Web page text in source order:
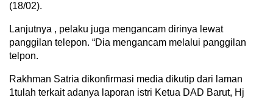
(18/02).
Lanjutnya , pelaku juga mengancam dirinya lewat
panggilan telepon. “Dia mengancam melalui panggilan
telpon.
Rakhman Satria dikonfirmasi media dikutip dari laman
1tulah terkait adanya laporan istri Ketua DAD Barut, Hj